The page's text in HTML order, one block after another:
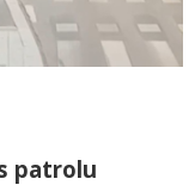
patrolu